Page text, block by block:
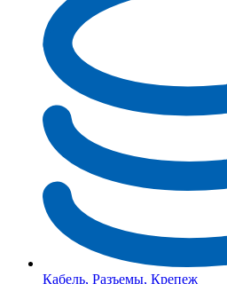
Кабель, Разъемы, Крепеж